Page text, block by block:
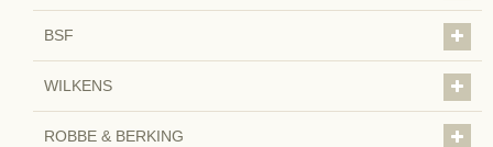
BSF
WILKENS
ROBBE & BERKING